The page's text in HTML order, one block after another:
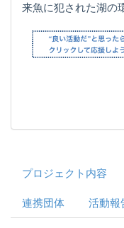
来魚に犯された湖の
プロジェクト内容
連携団体 活動報